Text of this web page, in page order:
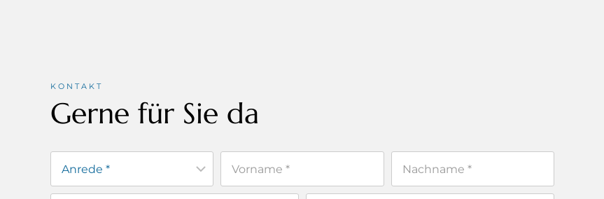
KONTAKT
Gerne für Sie da